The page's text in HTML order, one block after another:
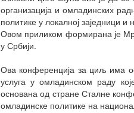
организација и омладинских
политике у локалној заједници
Овом приликом формирана је
у Србији.
Ова конференција за циљ има
услуга у омладинском раду
основана од стране Сталне
омладинске политике на